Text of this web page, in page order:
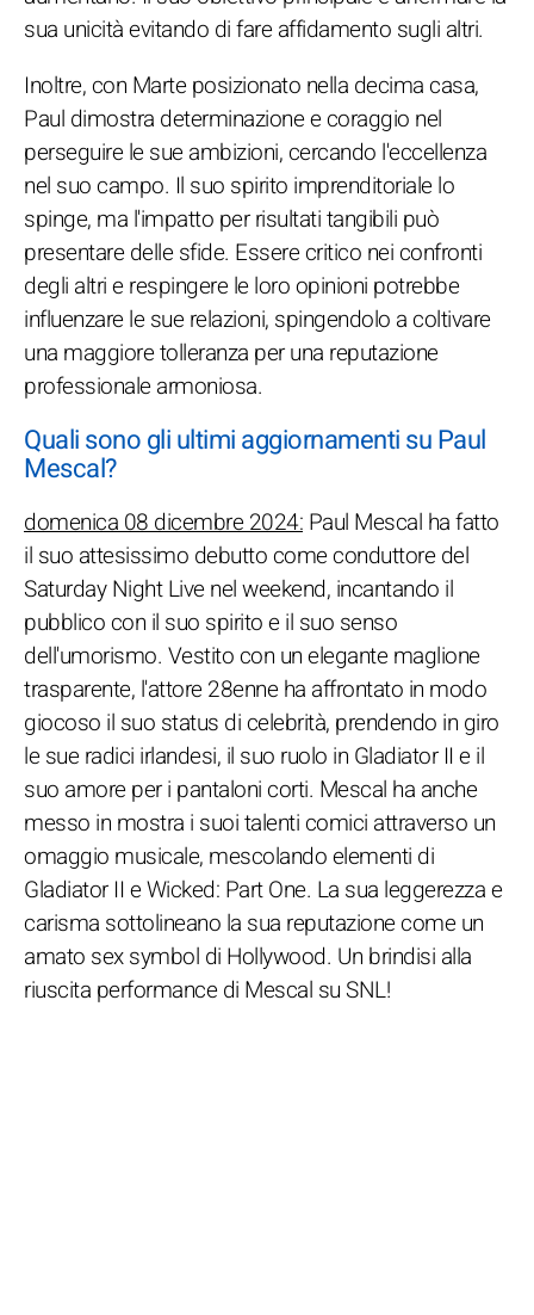
sua unicità evitando di fare affidamento sugli altri.
Inoltre, con Marte posizionato nella decima casa,
Paul dimostra determinazione e coraggio nel
perseguire le sue ambizioni, cercando l'eccellenza
nel suo campo. Il suo spirito imprenditoriale lo
spinge, ma l'impatto per risultati tangibili può
presentare delle sfide. Essere critico nei confronti
degli altri e respingere le loro opinioni potrebbe
influenzare le sue relazioni, spingendolo a coltivare
una maggiore tolleranza per una reputazione
professionale armoniosa.
Quali sono gli ultimi aggiornamenti su Paul
Mescal?
domenica 08 dicembre 2024: Paul Mescal ha fatto
il suo attesissimo debutto come conduttore del
Saturday Night Live nel weekend, incantando il
pubblico con il suo spirito e il suo senso
dell'umorismo. Vestito con un elegante maglione
trasparente, l'attore 28enne ha affrontato in modo
giocoso il suo status di celebrità, prendendo in giro
le sue radici irlandesi, il suo ruolo in Gladiator II e il
suo amore per i pantaloni corti. Mescal ha anche
messo in mostra i suoi talenti comici attraverso un
omaggio musicale, mescolando elementi di
Gladiator II e Wicked: Part One. La sua leggerezza e
carisma sottolineano la sua reputazione come un
amato sex symbol di Hollywood. Un brindisi alla
riuscita performance di Mescal su SNL!